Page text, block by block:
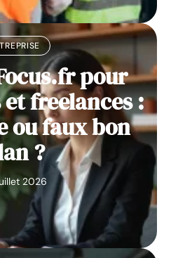
pour
freelances :
ou faux bon
?
2026